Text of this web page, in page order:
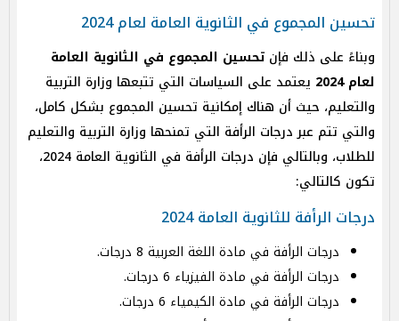
تحسين المجموع في الثانوية العامة لعام 2024
وبناءً على ذلك فإن تحسين المجموع في الثانوية العامة
لعام 2024
يعتمد على السياسات التي تتبعها وزارة التربية
والتعليم، حيث أن هناك إمكانية تحسين المجموع بشكل كامل،
والتي تتم عبر درجات الرأفة التي تمنحها وزارة التربية والتعليم
للطلاب، وبالتالي فإن درجات الرأفة في الثانوية العامة 2024،
تكون كالتالي:
درجات الرأفة للثانوية العامة 2024
درجات الرأفة في مادة اللغة العربية 8 درجات.
درجات الرأفة في مادة الفيزياء 6 درجات.
درجات الرأفة في مادة الكيمياء 6 درجات.